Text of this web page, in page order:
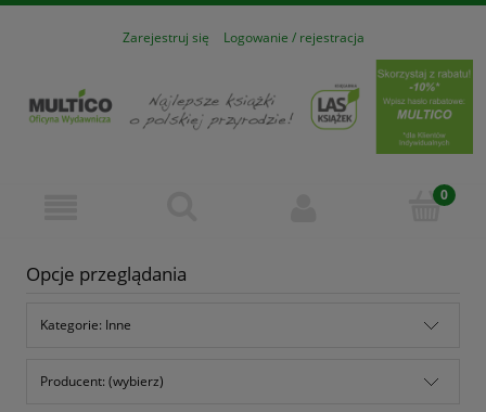
Zarejestruj się Logowanie / rejestracja
Opcje przeglądania
Kategorie: Inne
Producent: (wybierz)